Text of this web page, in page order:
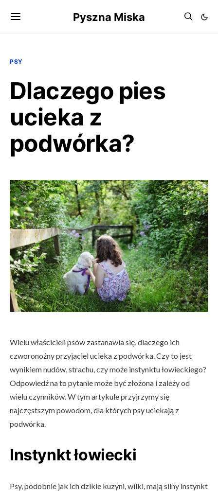
Pyszna Miska
PSY
Dlaczego pies
ucieka z
podwórka?
Wielu właścicieli psów zastanawia się, dlaczego ich
czworonożny przyjaciel ucieka z podwórka. Czy to jest
wynikiem nudów, strachu, czy może instynktu łowieckiego?
Odpowiedź na to pytanie może być złożona i zależy od
wielu czynników. W tym artykule przyjrzymy się
najczęstszym powodom, dla których psy uciekają z
podwórka.
Instynkt łowiecki
Psy, podobnie jak ich dzikie kuzyni, wilki, mają silny instynkt